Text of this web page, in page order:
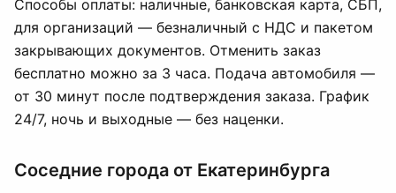
Способы оплаты: наличные, банковская карта, СБП,
для организаций — безналичный с НДС и пакетом
закрывающих документов. Отменить заказ
бесплатно можно за 3 часа. Подача автомобиля —
от 30 минут после подтверждения заказа. График
24/7, ночь и выходные — без наценки.
Соседние города от Екатеринбурга